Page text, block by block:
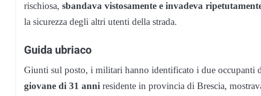
rischiosa, sbandava vistosamente e invadeva
la sicurezza degli altri utenti della strada.
Guida ubriaco
Giunti sul posto, i militari hanno identificato i due occupanti
giovane di 31 anni residente in provincia di Brescia,